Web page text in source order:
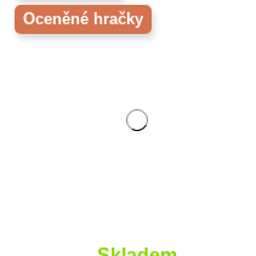
Oceněné hračky